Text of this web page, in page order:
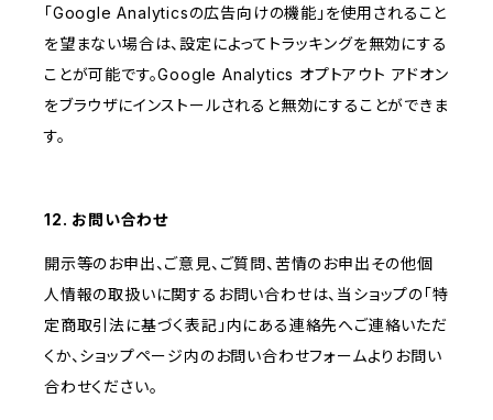
「Google Analyticsの広告向けの機能」を使用されること
を望まない場合は、設定によってトラッキングを無効にする
ことが可能です。Google Analytics オプトアウト アドオン
をブラウザにインストールされると無効にすることができま
す。
12. お問い合わせ
開示等のお申出、ご意見、ご質問、苦情のお申出その他個
人情報の取扱いに関するお問い合わせは、当ショップの「特
定商取引法に基づく表記」内にある連絡先へご連絡いただ
くか、ショップページ内のお問い合わせフォームよりお問い
合わせください。